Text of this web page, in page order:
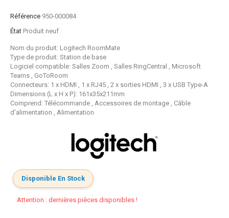
Référence 950-000084
État Produit neuf
Nom du produit: Logitech RoomMate
Type de produit: Station de base
Logiciel compatible: Salles Zoom , Salles RingCentral , Microsoft
Teams , GoToRoom
Connecteurs: 1 x HDMI , 1 x RJ45 , 2 x sorties HDMI , 3 x USB Type-A
Dimensions (L x H x P): 161x35x211mm
Comprend: Télécommande , Accessoires de montage , Câble
d'alimentation , Alimentation
Disponible En Stock
Attention : dernières pièces disponibles !